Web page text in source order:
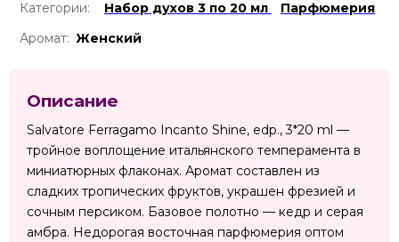
Категории:
Набор духов 3 по 20 мл
Парфюмерия
Аромат: Женский
Описание
Salvatore Ferragamo Incanto Shine, edp., 3*20 ml —
тройное воплощение итальянского темперамента в
миниатюрных флаконах. Аромат составлен из
сладких тропических фруктов, украшен фрезией и
сочным персиком. Базовое полотно — кедр и серая
амбра. Недорогая восточная парфюмерия оптом